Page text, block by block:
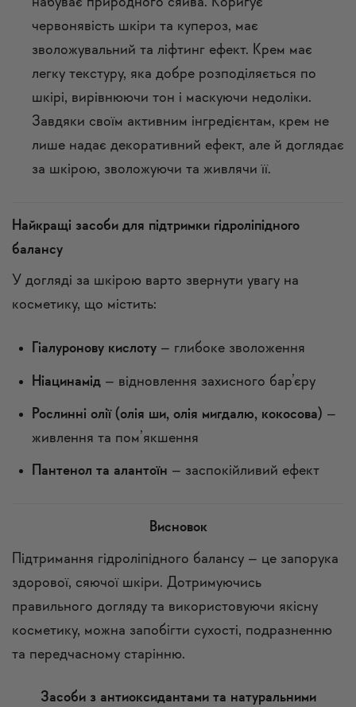
червонявість шкіри та купероз, має
зволожувальний та ліфтинг ефект. Крем має
легку текстуру, яка добре розподіляється по
шкірі, вирівнюючи тон і маскуючи недоліки.
Завдяки своїм активним інгредієнтам, крем не
лише надає декоративний ефект, але й доглядає
за шкірою, зволожуючи та живлячи її.
Найкращі засоби для підтримки гідроліпідного
балансу
У догляді за шкірою варто звернути увагу на
косметику, що містить:
Гіалуронову кислоту– глибоке зволоження
Ніацинамід– відновлення захисного бар’єру
Рослинні олії (олія ши, олія мигдалю, кокосова) –
живлення та пом’якшення
Пантенол та алантоїн – заспокійливий ефект
Висновок
Підтримання гідроліпідного балансу – це запорука
здорової, сяючої шкіри. Дотримуючись
правильного догляду та використовуючи якісну
косметику, можна запобігти сухості, подразненню
та передчасному старінню.
Засоби з антиоксидантами та натуральними